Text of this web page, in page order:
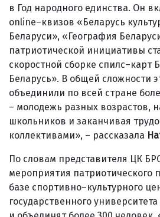
в Год народного единства. Он
online–квизов «Беларусь
Беларуси», «География
патриотической инициативы
скоростной сборке спилс–карт
Беларусь». В общей сложности
объединили по всей стране
– молодежь разных возрастов,
школьников и заканчивая
коллективами», – рассказала
По словам представителя ЦК
мероприятия патриотического
базе спортивно–культурного
государственного